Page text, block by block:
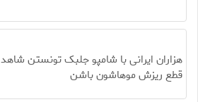
هزاران ایرانی با شامپو جلبک تونستن شاهد
قطع ریزش موهاشون باشن